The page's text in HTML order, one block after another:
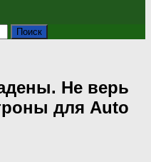
Не верь
для Auto